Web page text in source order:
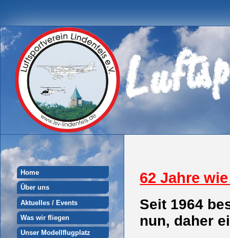
Home
Über uns
Aktuelles / Events
Was wir fliegen
Unser Modellflugplatz
62 Jahre
Seit 1964
nun, daher